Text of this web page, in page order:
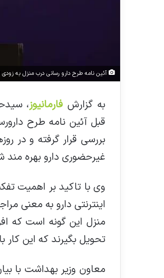
آئین نامه طرح دارو رسانی درب منزل به
به گزارش فارمانیوز،
قبل آئین نامه طرح
بررسی قرار گرفته و در
غیرحضوری دارو بهره مند
وی با تاکید بر اهمیت
اینترنتی دارو به معنی
منزل این گونه است که
تحویل بگیرند که این کار
معاون وزیر بهداشت با